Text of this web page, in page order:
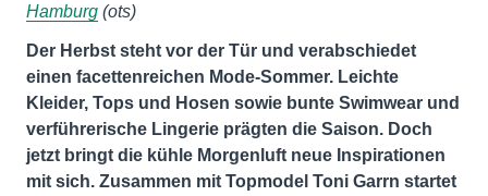
Hamburg (ots)
Der Herbst steht vor der Tür und verabschiedet
einen facettenreichen Mode-Sommer. Leichte
Kleider, Tops und Hosen sowie bunte Swimwear und
verführerische Lingerie prägten die Saison. Doch
jetzt bringt die kühle Morgenluft neue Inspirationen
mit sich. Zusammen mit Topmodel Toni Garrn startet